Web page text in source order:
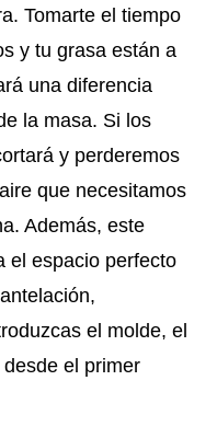
Tomarte el tiempo
y tu grasa están a
una diferencia
la masa. Si los
y perderemos
que necesitamos
Además, este
el espacio perfecto
el molde, el
el primer